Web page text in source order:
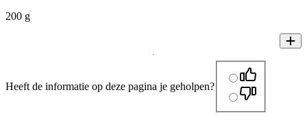
200 g
Heeft de informatie op deze pagina je geholpen?